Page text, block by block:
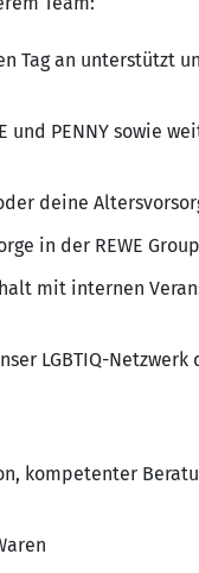
Tag an unterstützt
und PENNY sowie
deine
in der REWE
mit internen
LGBTIQ-Netzwerk
kompetenter